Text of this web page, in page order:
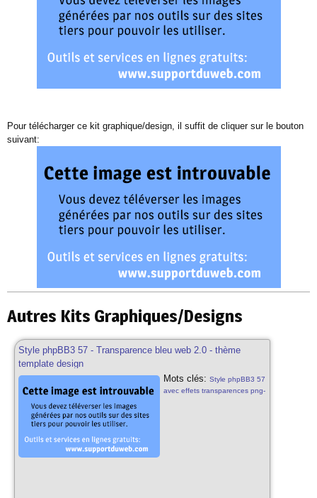
Pour télécharger ce kit graphique/design, il suffit de cliquer sur le bouton
suivant:
Autres Kits Graphiques/Designs
Style phpBB3 57 - Transparence bleu web 2.0 - thème
template design
Mots clés: Style phpBB3 57
avec effets transparences png-